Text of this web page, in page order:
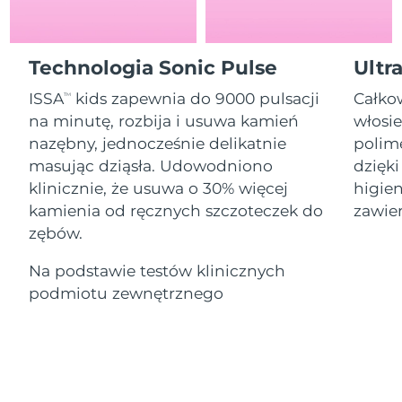
Technologia Sonic Pulse
ISSATM
kids zapewnia do 9000 pulsacji
na minutę, rozbija i usuwa kamień
nazębny, jednocześnie delikatnie
masując dziąsła. Udowodniono
klinicznie, że usuwa o 30% więcej
kamienia od ręcznych szczoteczek do
zębów.
Na podstawie testów klinicznych
podmiotu zewnętrznego
Kosmetyki Mężczyźni
Kupuj
FOREO APP
O NAS
Grecja
8/12/26
SRA Hongkong
(Chiny)
Oczekiwany czas dostawy
8/13/26
Węgry
Oczekiwany czas dostawy
8/12/26
Islandia
Oczekiwany czas dostawy
Indonezja
Oczekiwany czas dostawy